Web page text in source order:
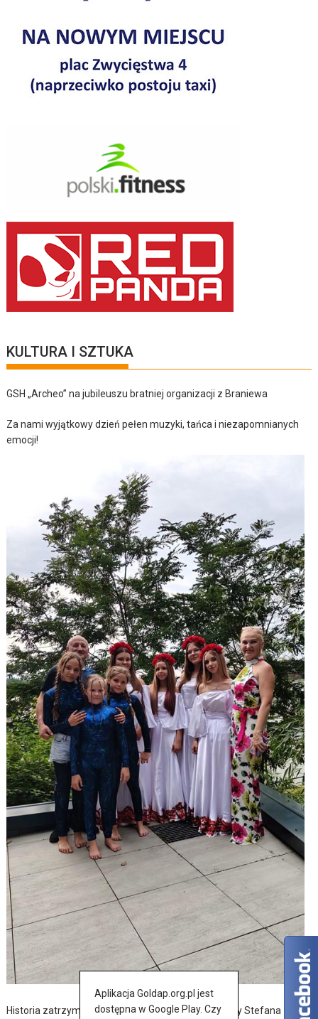
KULTURA I SZTUKA
GSH „Archeo” na jubileuszu bratniej organizacji z Braniewa
Za nami wyjątkowy dzień pełen muzyki, tańca i niezapomnianych
emocji!
Historia zatrzymana w szkicach – wernisaż wystawy Stefana
Aplikacja Goldap.org.pl jest
dostępna w Google Play. Czy